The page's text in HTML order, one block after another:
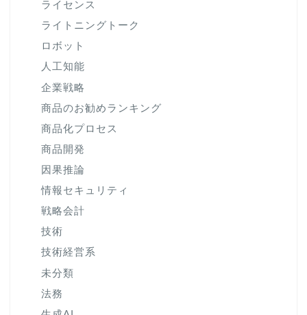
ライセンス
ライトニングトーク
ロボット
人工知能
企業戦略
商品のお勧めランキング
商品化プロセス
商品開発
因果推論
情報セキュリティ
戦略会計
技術
技術経営系
未分類
法務